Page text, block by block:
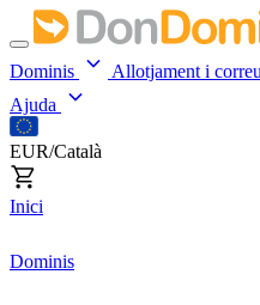
Dominis Allotjament i correu
Ajuda
EUR/Català
Inici
Dominis